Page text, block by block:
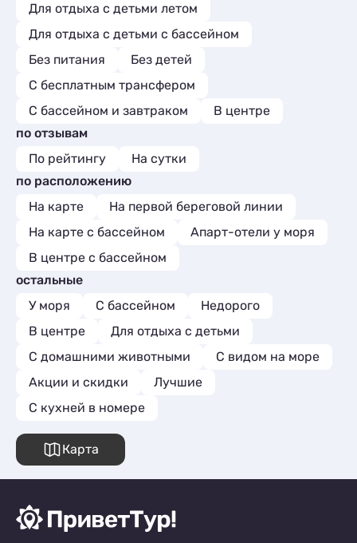
Для отдыха с детьми летом
Для отдыха с детьми с бассейном
Без питания
Без детей
С бесплатным трансфером
С бассейном и завтраком
В центре
по отзывам
По рейтингу
На сутки
по расположению
На карте
На первой береговой линии
На карте с бассейном
Апарт-отели у моря
В центре с бассейном
остальные
У моря
С бассейном
Недорого
В центре
Для отдыха с детьми
С домашними животными
С видом на море
Акции и скидки
Лучшие
C кухней в номере
Карта